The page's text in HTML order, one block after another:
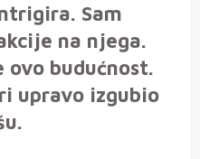
Sam
na njega.
budućnost.
upravo izgubio